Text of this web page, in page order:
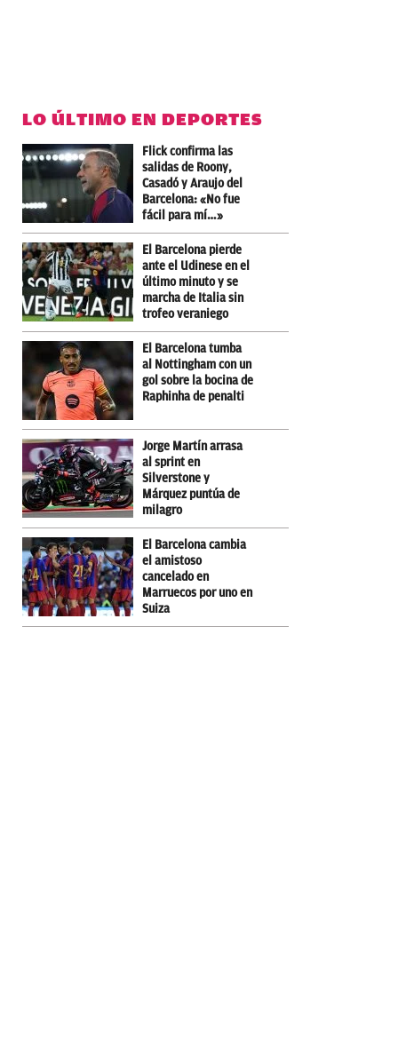
LO ÚLTIMO EN DEPORTES
Flick confirma las
salidas de Roony,
Casadó y Araujo del
Barcelona: «No fue
fácil para mí…»
El Barcelona pierde
ante el Udinese en el
último minuto y se
marcha de Italia sin
trofeo veraniego
El Barcelona tumba
al Nottingham con un
gol sobre la bocina de
Raphinha de penalti
Jorge Martín arrasa
al sprint en
Silverstone y
Márquez puntúa de
milagro
El Barcelona cambia
el amistoso
cancelado en
Marruecos por uno en
Suiza